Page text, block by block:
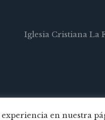
Iglesia Cristiana La
en nuestra